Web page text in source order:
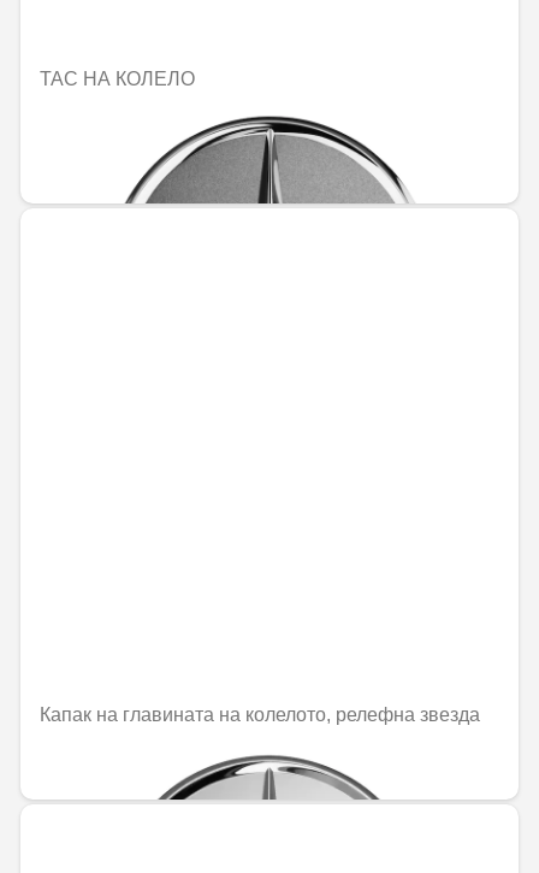
ТАС НА КОЛЕЛО
25,21 € / 49,31 лв.
Капак на главината на колелото, релефна звезда
25,21 € / 49,31 лв.